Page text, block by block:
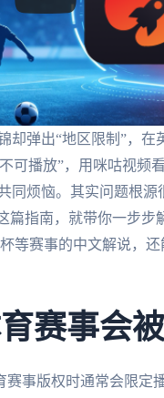
弹出“地区限制”，在
可播放”，用咪咕视频
烦恼。其实问题根源
篇指南，就带你一步步
等赛事的中文解说，
赛事会被
事版权时通常会限定